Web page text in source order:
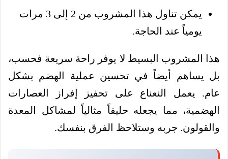
يمكن تناول هذا المشروب من 2 إلى 3 مرات
يومياً عند الحاجة.
هذا المشروب البسيط لا يوفر راحة سريعة فحسب،
بل يساهم أيضاً في تحسين عملية الهضم بشكل
عام. يعمل النعناع على تحفيز إفراز العصارات
الهضمية، مما يجعله حليفاً مثالياً لمشاكل المعدة
والقولون. جربه وستلاحظ الفرق بنفسك.